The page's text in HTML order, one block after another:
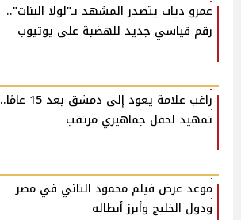
عمرو دياب يتصدر المشهد بـ"لولا البنات"..
رقم قياسي جديد للهضبة على يوتيوب
راغب علامة يعود إلى دمشق بعد 15 عامًا..
تمهيد لحفل جماهيري مرتقب
موعد عرض فيلم محمود التاني في مصر
ودول الخليج وأبرز أبطاله